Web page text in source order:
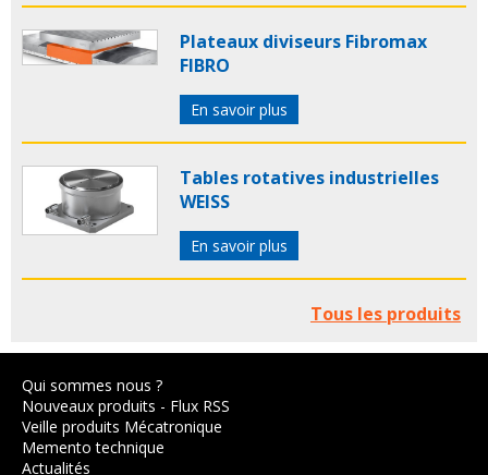
Plateaux diviseurs Fibromax
FIBRO
En savoir plus
Tables rotatives industrielles
WEISS
En savoir plus
Tous les produits
Qui sommes nous ?
Nouveaux produits - Flux RSS
Veille produits Mécatronique
Memento technique
Actualités